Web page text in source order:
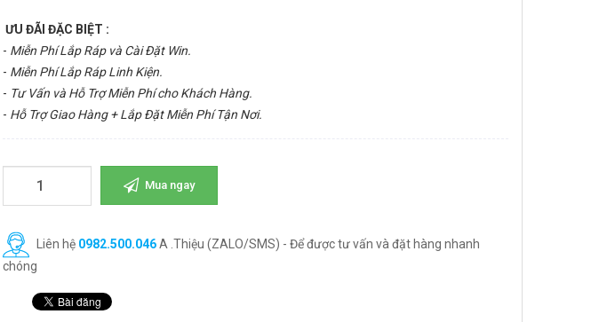
ƯU ĐÃI ĐẶC BIỆT :
- Miễn Phí Lắp Ráp và Cài Đặt Win.
- Miễn Phí Lắp Ráp Linh Kiện.
- Tư Vấn và Hỗ Trợ Miễn Phí cho Khách Hàng.
- Hỗ Trợ Giao Hàng + Lắp Đặt Miễn Phí Tận Nơi.
Mua ngay
Liên hệ 0982.500.046A .Thiệu (ZALO/SMS) - Để được tư vấn và đặt hàng nhanh
chóng